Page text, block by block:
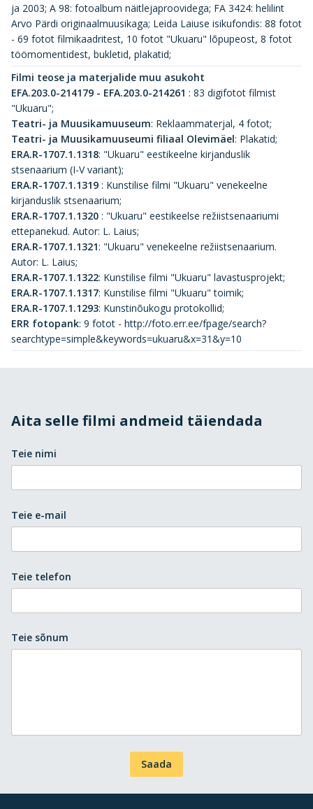
ja 2003; A 98: fotoalbum näitlejaproovidega; FA 3424: helilint
Arvo Pärdi originaalmuusikaga; Leida Laiuse isikufondis: 88 fotot
- 69 fotot filmikaadritest, 10 fotot "Ukuaru" lõpupeost, 8 fotot
töömomentidest, bukletid, plakatid;
Filmi teose ja materjalide muu asukoht
EFA.203.0-214179 - EFA.203.0-214261 : 83 digifotot filmist
"Ukuaru";
Teatri- ja Muusikamuuseum: Reklaammaterjal, 4 fotot;
Teatri- ja Muusikamuuseumi filiaal Olevimäel: Plakatid;
ERA.R-1707.1.1318: "Ukuaru" eestikeelne kirjanduslik
stsenaarium (I-V variant);
ERA.R-1707.1.1319 : Kunstilise filmi "Ukuaru" venekeelne
kirjanduslik stsenaarium;
ERA.R-1707.1.1320 : "Ukuaru" eestikeelse režiistsenaariumi
ettepanekud. Autor: L. Laius;
ERA.R-1707.1.1321: "Ukuaru" venekeelne režiistsenaarium.
Autor: L. Laius;
ERA.R-1707.1.1322: Kunstilise filmi "Ukuaru" lavastusprojekt;
ERA.R-1707.1.1317: Kunstilise filmi "Ukuaru" toimik;
ERA.R-1707.1.1293: Kunstinõukogu protokollid;
ERR fotopank: 9 fotot - http://foto.err.ee/fpage/search?
searchtype=simple&keywords=ukuaru&x=31&y=10
Aita selle filmi andmeid täiendada
Teie nimi
Teie e-mail
Teie telefon
Teie sõnum
Saada